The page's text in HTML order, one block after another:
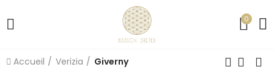
0
Accueil Verizia Giverny